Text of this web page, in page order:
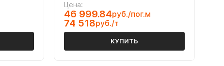
Цена:
46 999.84руб./пог.м
74 518руб./т
КУПИТЬ